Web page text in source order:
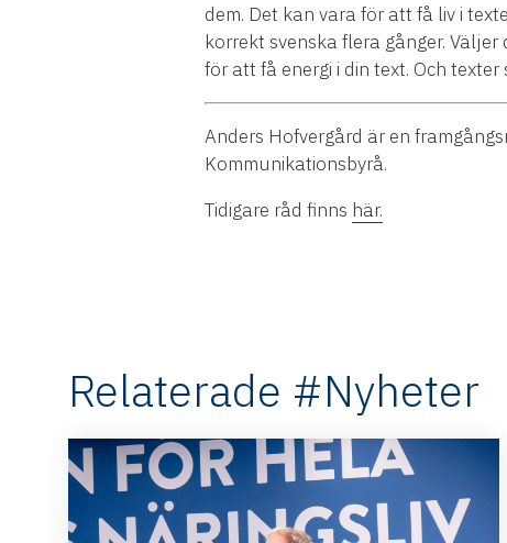
dem. Det kan vara för att få liv i
korrekt svenska flera gånger.
för att få energi i din text. Och
Anders Hofvergård är en
Kommunikationsbyrå.
Tidigare råd finns här.
Relaterade #Nyheter